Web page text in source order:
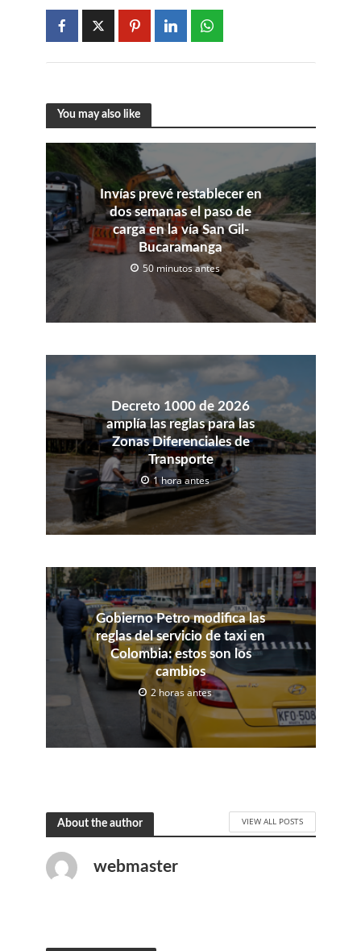
You may also like
Invías prevé restablecer en
dos semanas el paso de
carga en la vía San Gil-
Bucaramanga
50 minutos antes
Decreto 1000 de 2026
amplía las reglas para las
Zonas Diferenciales de
Transporte
1 hora antes
Gobierno Petro modifica las
reglas del servicio de taxi en
Colombia: estos son los
cambios
2 horas antes
About the author VIEW ALL POSTS
webmaster